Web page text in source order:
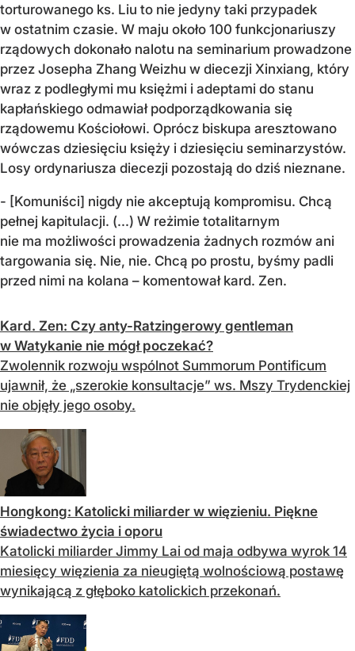
torturowanego ks. Liu to nie jedyny taki przypadek
w ostatnim czasie. W maju około 100 funkcjonariuszy
rządowych dokonało nalotu na seminarium prowadzone
przez Josepha Zhang Weizhu w diecezji Xinxiang, który
wraz z podległymi mu księżmi i adeptami do stanu
kapłańskiego odmawiał podporządkowania się
rządowemu Kościołowi. Oprócz biskupa aresztowano
wówczas dziesięciu księży i dziesięciu seminarzystów.
Losy ordynariusza diecezji pozostają do dziś nieznane.
- [Komuniści] nigdy nie akceptują kompromisu. Chcą
pełnej kapitulacji. (...) W reżimie totalitarnym
nie ma możliwości prowadzenia żadnych rozmów ani
targowania się. Nie, nie. Chcą po prostu, byśmy padli
przed nimi na kolana – komentował kard. Zen.
Kard. Zen: Czy anty-Ratzingerowy gentleman
w Watykanie nie mógł poczekać?
Zwolennik rozwoju wspólnot Summorum Pontificum
ujawnił, że „szerokie konsultacje” ws. Mszy Trydenckiej
nie objęły jego osoby.
Hongkong: Katolicki miliarder w więzieniu. Piękne
świadectwo życia i oporu
Katolicki miliarder Jimmy Lai od maja odbywa wyrok 14
miesięcy więzienia za nieugiętą wolnościową postawę
wynikającą z głęboko katolickich przekonań.